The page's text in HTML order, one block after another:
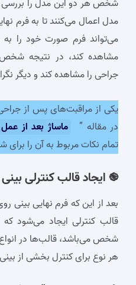
شخص هر دو این مدل را بررسی
مدل اعمال می‌کنند تا به فرم‌
می‌تواند فرم صورت خود را
مشاهده کند، در نتیجه
جراحی را مشاهده کند و دیگر
یکی از مراقبت‌های پس از
در مقاله ”
ماساژ بعد از
تمام نکات مربوط به آن را برای
֎ ایجاد قالب کنترلی بینی
بعد از این که فرم نهایی بینی
قالب کنترلی ایجاد می‌شود
شخص می‌باشد، قالب‌ها در
هر نوع برای کنترل بخشی از